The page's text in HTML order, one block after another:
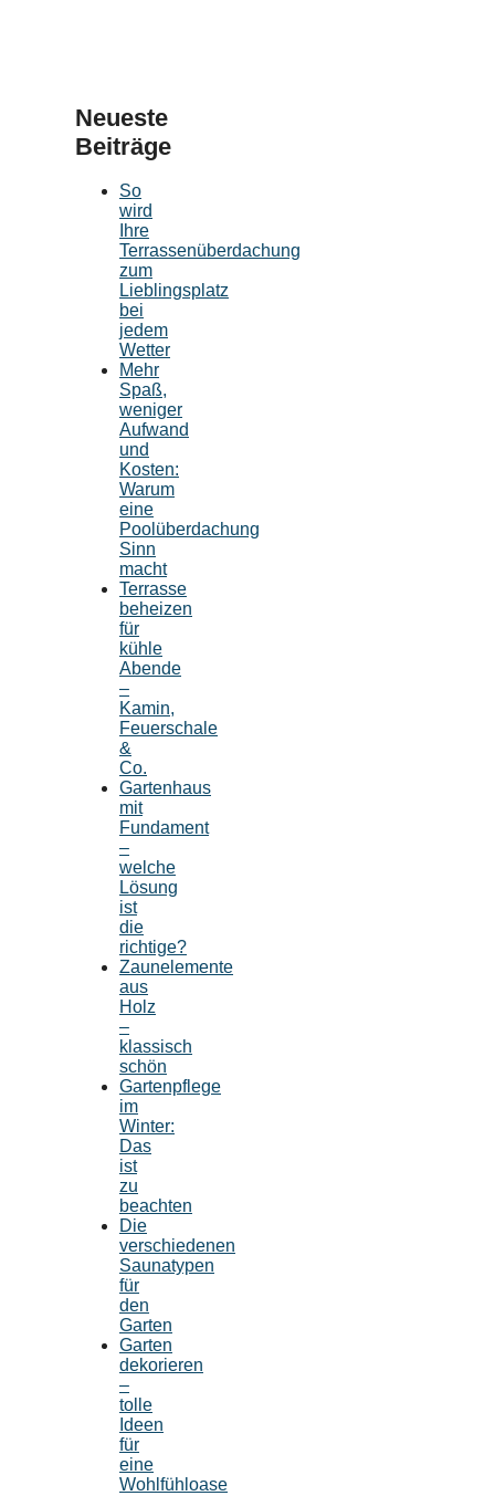
Neueste
Beiträge
So
wird
Ihre
Terrassenüberdachung
zum
Lieblingsplatz
bei
jedem
Wetter
Mehr
Spaß,
weniger
Aufwand
und
Kosten:
Warum
eine
Poolüberdachung
Sinn
macht
Terrasse
beheizen
für
kühle
Abende
–
Kamin,
Feuerschale
&
Co.
Gartenhaus
mit
Fundament
–
welche
Lösung
ist
die
richtige?
Zaunelemente
aus
Holz
–
klassisch
schön
Gartenpflege
im
Winter:
Das
ist
zu
beachten
Die
verschiedenen
Saunatypen
für
den
Garten
Garten
dekorieren
–
tolle
Ideen
für
eine
Wohlfühloase